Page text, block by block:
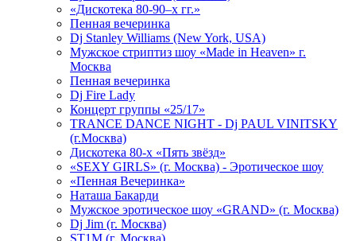
«Дискотека 80-90–х гг.»
Пенная вечеринка
Dj Stanley Williams (New York, USA)
Мужское стриптиз шоу «Made in Heaven» г.
Москва
Пенная вечеринка
Dj Fire Lady
Концерт группы «25/17»
TRANCE DANCE NIGHT - Dj PAUL VINITSKY
(г.Москва)
Дискотека 80-х «Пять звёзд»
«SEXY GIRLS» (г. Москва) - Эротическое шоу
«Пенная Вечеринка»
Hаташа Бакарди
Мужское эротическое шоу «GRAND» (г. Москва)
Dj Jim (г. Москва)
ST1M (г. Москва)